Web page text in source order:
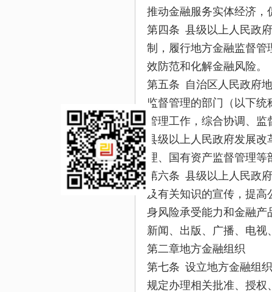
推动金融服务实体经济，
第四条 县级以上人民政
制，履行地方金融监督管
效防范和化解金融风险。
第五条 自治区人民政府
监督管理的部门（以下
管理工作，综合协调、
县级以上人民政府发展
理、国有资产监督管理
第六条 县级以上人民政
及有关知识的宣传，提
身风险承受能力和金融产
新闻、出版、广播、电
第二章地方金融组织
第七条 设立地方金融组
规定办理相关批准、授权